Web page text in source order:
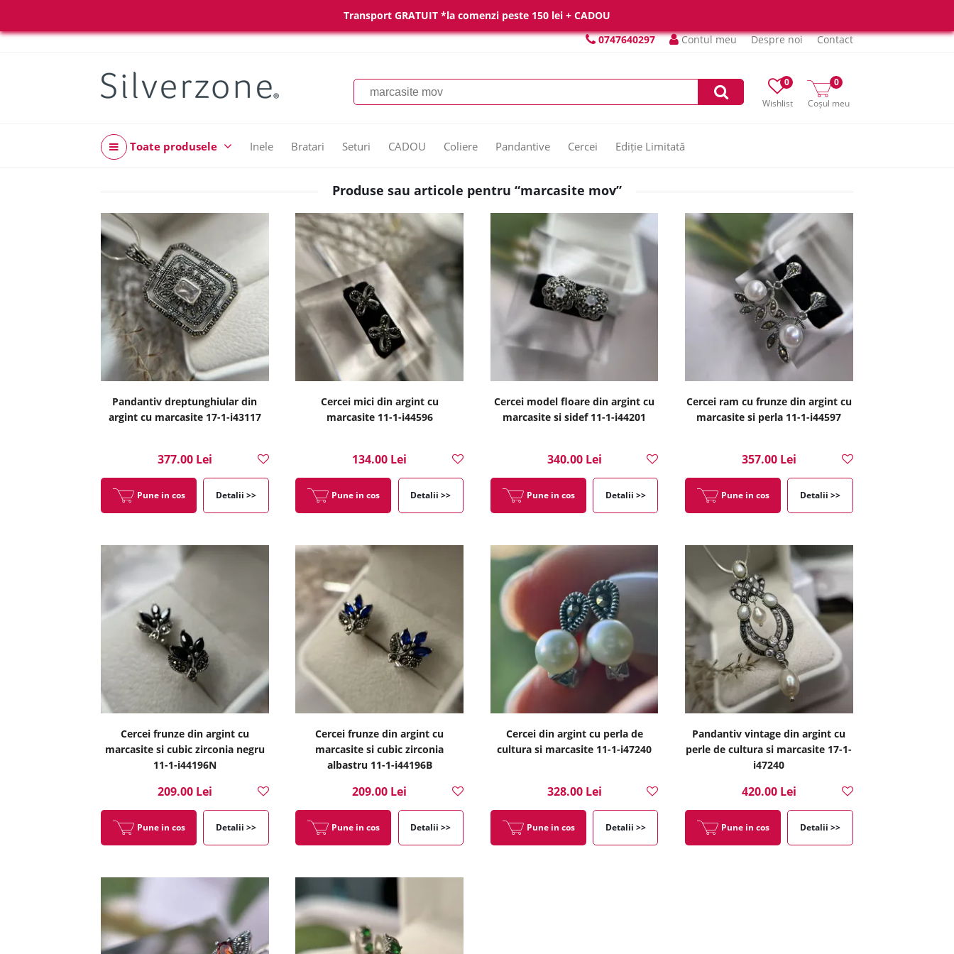
Transport GRATUIT *la comenzi peste 150 lei + CADOU
0747640297
Contul meu Despre noi Contact
Wishlist
0
Coșul meu
0
Toate produsele Inele Bratari Seturi CADOU Coliere Pandantive Cercei Ediție Limitată
Produse sau articole pentru “marcasite mov”
Pandantiv dreptunghiular din
argint cu marcasite 17-1-i43117
377.00 Lei
Pune in cos Detalii >>
Cercei mici din argint cu
marcasite 11-1-i44596
134.00 Lei
Pune in cos Detalii >>
Cercei model floare din argint cu
marcasite si sidef 11-1-i44201
340.00 Lei
Pune in cos Detalii >>
Cercei ram cu frunze din argint cu
marcasite si perla 11-1-i44597
357.00 Lei
Pune in cos Detalii >>
Cercei frunze din argint cu
marcasite si cubic zirconia negru
11-1-i44196N
209.00 Lei
Pune in cos Detalii >>
Cercei frunze din argint cu
marcasite si cubic zirconia
albastru 11-1-i44196B
209.00 Lei
Pune in cos Detalii >>
Cercei din argint cu perla de
cultura si marcasite 11-1-i47240
328.00 Lei
Pune in cos Detalii >>
Pandantiv vintage din argint cu
perle de cultura si marcasite 17-1-
i47240
420.00 Lei
Pune in cos Detalii >>